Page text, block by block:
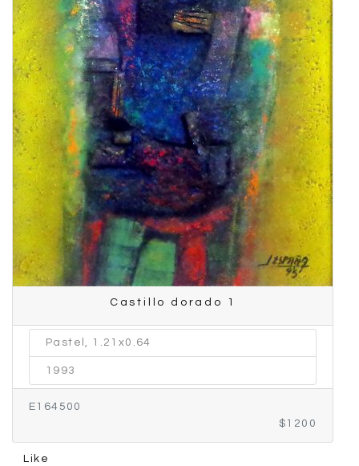
Castillo dorado 1
Pastel, 1.21x0.64
1993
E164500
$1200
Like